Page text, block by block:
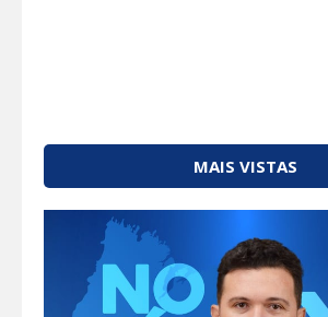
MAIS VISTAS